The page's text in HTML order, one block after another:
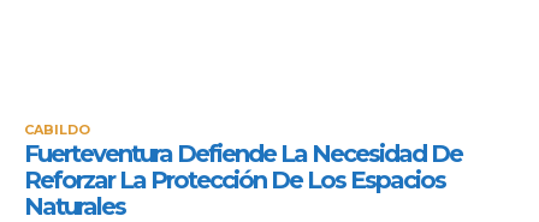
CABILDO
Fuerteventura Defiende La Necesidad De
Reforzar La Protección De Los Espacios
Naturales